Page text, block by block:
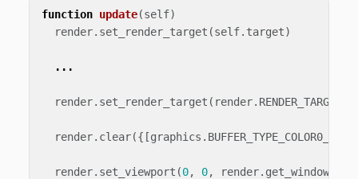
function update(self)
render. set_render_target (self. target)
...
render. set_render_target ( render.
render. clear({[graphics . BUFFER_TYPE_COLOR0_BIT
render. set_viewport (0, 0, render.